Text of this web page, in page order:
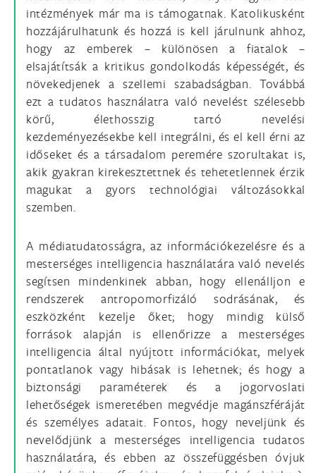
intézmények már ma is támogatnak. Katolikusként
hozzájárulhatunk és hozzá is kell járulnunk ahhoz,
hogy az emberek – különösen a fiatalok –
elsajátítsák a kritikus gondolkodás képességét, és
növekedjenek a szellemi szabadságban. Továbbá
ezt a tudatos használatra való nevelést szélesebb
körű, élethosszig tartó nevelési
kezdeményezésekbe kell integrálni, és el kell érni az
időseket és a társadalom peremére szorultakat is,
akik gyakran kirekesztettnek és tehetetlennek érzik
magukat a gyors technológiai változásokkal
szemben.
A médiatudatosságra, az információkezelésre és a
mesterséges intelligencia használatára való nevelés
segítsen mindenkinek abban, hogy ellenálljon e
rendszerek antropomorfizáló sodrásának, és
eszközként kezelje őket; hogy mindig külső
források alapján is ellenőrizze a mesterséges
intelligencia által nyújtott információkat, melyek
pontatlanok vagy hibásak is lehetnek; és hogy a
biztonsági paraméterek és a jogorvoslati
lehetőségek ismeretében megvédje magánszféráját
és személyes adatait. Fontos, hogy neveljünk és
nevelődjünk a mesterséges intelligencia tudatos
használatára, és ebben az összefüggésben óvjuk